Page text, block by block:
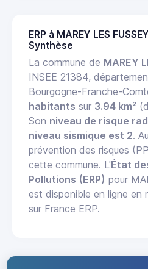
ERP à MAREY LES
Synthèse
La commune de MAREY
INSEE 21384,
Bourgogne-Franche-
habitants sur 3.94 km²
Son niveau de risque
niveau sismique est 2.
prévention des risques
cette commune. L'État
Pollutions (ERP) pour
est disponible en ligne en
sur France ERP.